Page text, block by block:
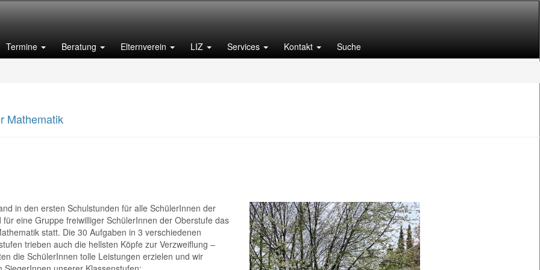
Termine Beratung Elternverein LIZ Services Kontakt Suche
Mathematik
in den ersten Schulstunden für alle SchülerInnen der
für eine Gruppe freiwilliger SchülerInnen der Oberstufe das
statt. Die 30 Aufgaben in 3 verschiedenen
trieben auch die hellsten Köpfe zur Verzweiflung –
die SchülerInnen tolle Leistungen erzielen und wir